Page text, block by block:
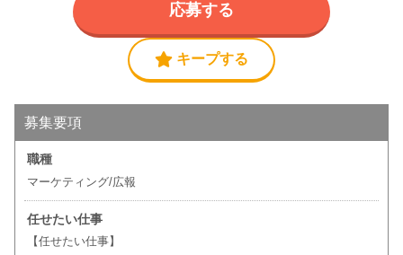
キープする
応募する
募集要項
職種
マーケティング/広報
任せたい仕事
【任せたい仕事】